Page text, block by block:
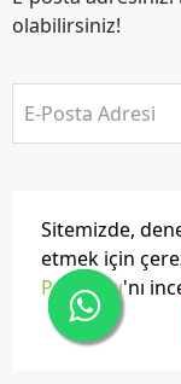
Sitemizde,
etmek için
Politikası'nı
olabilirsiniz!
E-Posta Adresi